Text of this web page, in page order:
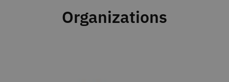
Organizations